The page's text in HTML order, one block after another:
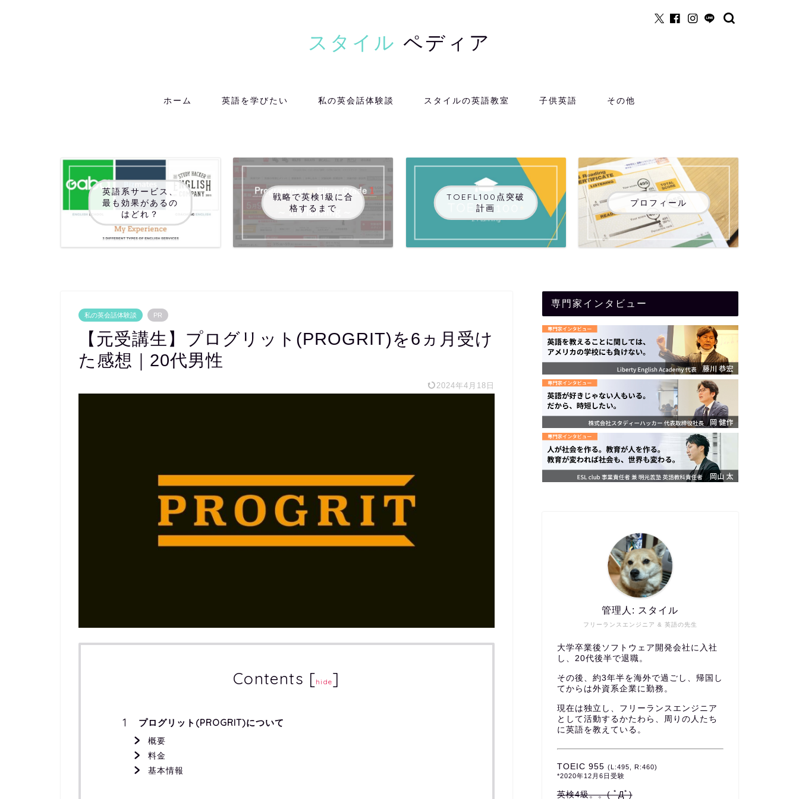
スタイル ペディア
ホーム 英語を学びたい 私の英会話体験談 スタイルの英語教室 子供英語 その他
英語系サービス、
最も効果があるの
はどれ？
戦略で英検1級に合
格するまで
TOEFL100点突破
計画
プロフィール
私の英会話体験談 PR
【元受講生】プログリット(PROGRIT)を6ヵ月受け
た感想｜20代男性
2024年4月18日
Contents [hide]
プログリット(PROGRIT)について
概要
料金
基本情報
専門家インタビュー
フリーランスエンジニア & 英語の先生
管理人: スタイル
大学卒業後ソフトウェア開発会社に入社
し、20代後半で退職。
その後、約3年半を海外で過ごし、帰国し
てからは外資系企業に勤務。
現在は独立し、フリーランスエンジニア
として活動するかたわら、周りの人たち
に英語を教えている。
TOEIC 955 (L:495, R:460)
*2020年12月6日受験
英検4級。。( ﾟДﾟ)